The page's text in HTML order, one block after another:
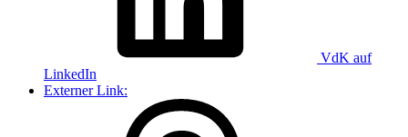
VdK auf
LinkedIn
Externer Link: